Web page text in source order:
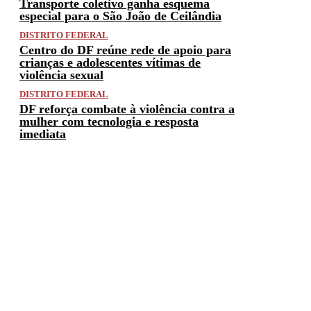
Transporte coletivo ganha esquema
especial para o São João de Ceilândia
DISTRITO FEDERAL
Centro do DF reúne rede de apoio para
crianças e adolescentes vítimas de
violência sexual
DISTRITO FEDERAL
DF reforça combate à violência contra a
mulher com tecnologia e resposta
imediata